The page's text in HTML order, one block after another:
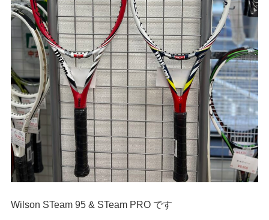
Wilson STeam 95 & STeam PRO です